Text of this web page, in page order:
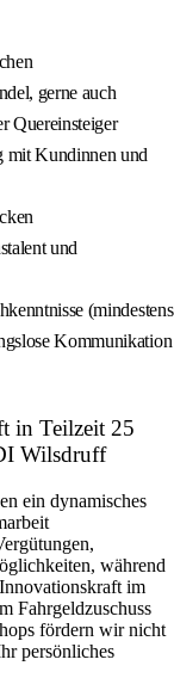
gerne auch
Quereinsteiger
mit Kundinnen und
und
(mindestens
Kommunikation
in Teilzeit 25
Wilsdruff
ein dynamisches
während
im
Fahrgeldzuschuss
fördern wir nicht
persönliches